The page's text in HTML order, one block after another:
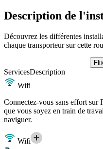
Description de
Découvrez les différentes
chaque transporteur sur cette
ServicesDescription
Wifi
Connectez-vous sans effort
que vous soyez en train de
naviguer.
Wifi